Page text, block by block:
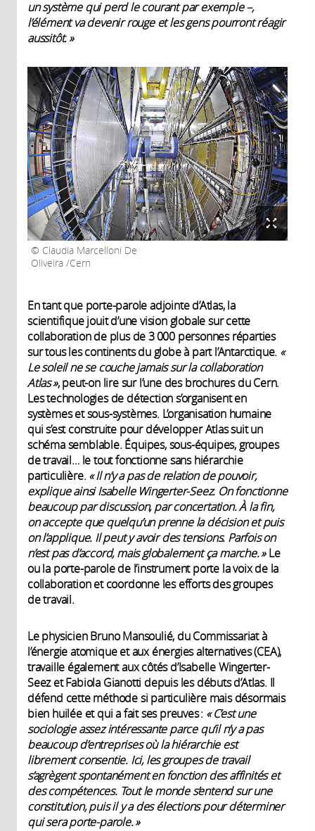
un système qui perd le courant par exemple –,
l’élément va devenir rouge et les gens pourront réagir
aussitôt. »
Claudia Marcelloni De
Oliveira /Cern
En tant que porte-parole adjointe d’Atlas, la
scientifique jouit d’une vision globale sur cette
collaboration de plus de 3 000 personnes réparties
sur tous les continents du globe à part l’Antarctique. «
Le soleil ne se couche jamais sur la collaboration
Atlas », peut-on lire sur l’une des brochures du Cern.
Les technologies de détection s’organisent en
systèmes et sous-systèmes. L’organisation humaine
qui s’est construite pour développer Atlas suit un
schéma semblable. Équipes, sous-équipes, groupes
de travail… le tout fonctionne sans hiérarchie
particulière. « Il n’y a pas de relation de pouvoir,
explique ainsi Isabelle Wingerter-Seez. On fonctionne
beaucoup par discussion, par concertation. À la fin,
on accepte que quelqu’un prenne la décision et puis
on l’applique. Il peut y avoir des tensions. Parfois on
n’est pas d’accord, mais globalement ça marche. »Le
ou la porte-parole de l’instrument porte la voix de la
collaboration et coordonne les efforts des groupes
de travail.
Le physicien Bruno Mansoulié, du Commissariat à
l’énergie atomique et aux énergies alternatives (CEA),
travaille également aux côtés d’Isabelle Wingerter-
Seez et Fabiola Gianotti depuis les débuts d’Atlas. Il
défend cette méthode si particulière mais désormais
bien huilée et qui a fait ses preuves : « C’est une
sociologie assez intéressante parce qu’il n’y a pas
beaucoup d’entreprises où la hiérarchie est
librement consentie. Ici, les groupes de travail
s’agrègent spontanément en fonction des affinités et
des compétences. Tout le monde s’entend sur une
constitution, puis il y a des élections pour déterminer
qui sera porte-parole. »